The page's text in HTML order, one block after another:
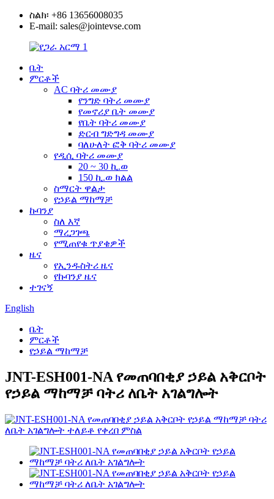
ስልክ፡ +86 13656008035
E-mail: sales@jointevse.com
ቤት
ምርቶች
AC ባትሪ መሙያ
የንግድ ባትሪ መሙያ
የመኖሪያ ቤት መሙያ
የቤት ባትሪ መሙያ
ድርብ ግድግዳ መሙያ
ባለሁለት ፎቅ ባትሪ መሙያ
የዲሲ ባትሪ መሙያ
20 ~ 30 ኪ.ወ
150 ኪ.ወ ክልል
ስማርት ዋልታ
የኃይል ማከማቻ
ኩባንያ
ስለ እኛ
ማረጋገጫ
የሚጠየቁ ጥያቄዎች
ዜና
የኢንዱስትሪ ዜና
የኩባንያ ዜና
ተገናኝ
English
ቤት
ምርቶች
የኃይል ማከማቻ
JNT-ESH001-NA የመጠባበቂያ ኃይል አቅርቦት
የኃይል ማከማቻ ባትሪ ለቤት አገልግሎት